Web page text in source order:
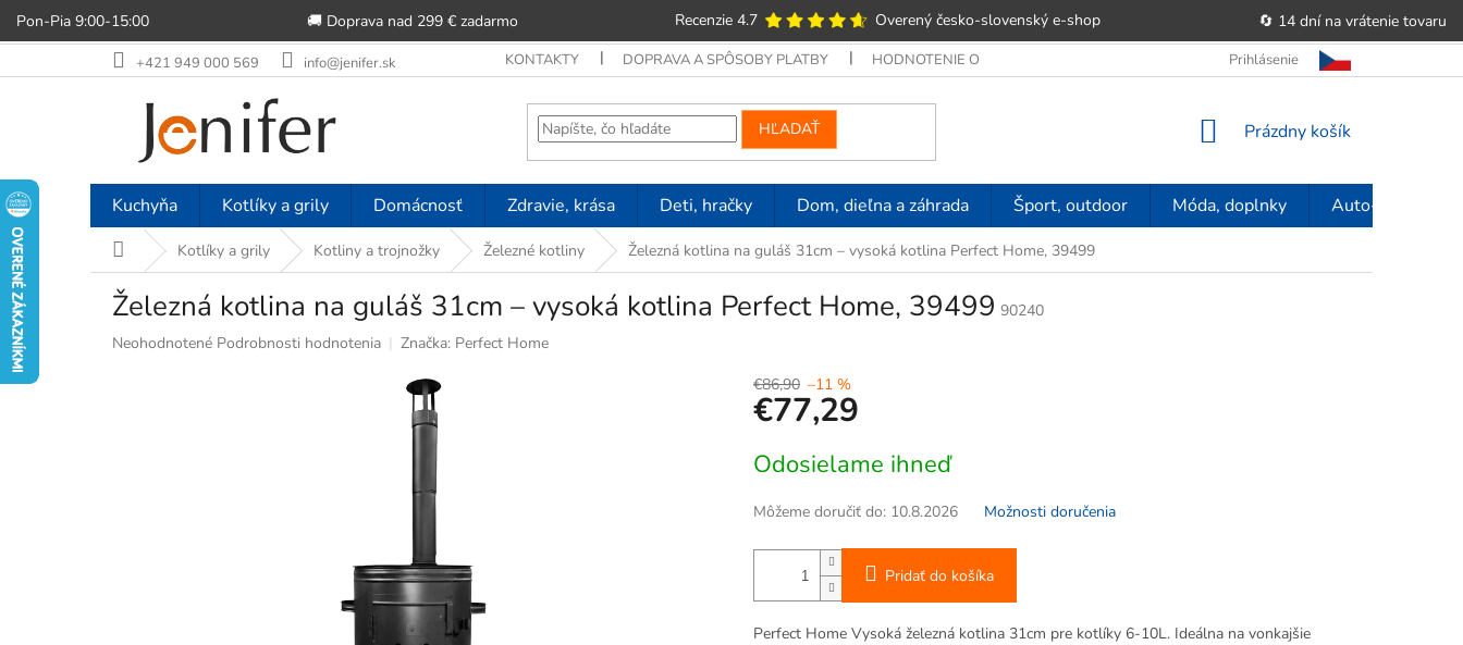
Pon-Pia 9:00-15:00 🚚 Doprava nad 299 € zadarmo Recenzie 4.7 Overený česko-slovenský e‑shop
🔄 14 dní na vrátenie tovaru
na
+421 949 000 569 info@jenifer.sk KONTAKTY DOPRAVA A SPÔSOBY PLATBY HODNOTENIE OBCHODU OBCHODNÉ PODMIENKY POUČENIE O PRÁVE
Prihlásenie
HĽADAŤ
NÁKUPNÝ
Prázdny košík
Kuchyňa Kotlíky a grily Domácnosť Zdravie, krása Deti, hračky Dom, dieľna a záhrada Šport, outdoor Móda, doplnky Auto-moto
DomovKotlíky a grily Kotliny a trojnožky Železné kotliny Železná kotlina na guláš 31cm – vysoká kotlina Perfect Home, 39499
Železná kotlina na guláš 31cm – vysoká kotlina Perfect Home, 39499 90240
Priemerné
Neohodnotené Podrobnosti hodnotenia Značka: Perfect Home
€86,90 –11 %
€77,29
cena:
Odosielame ihneď
Môžeme doručiť do: 10.8.2026 Možnosti doručenia
Pridať do košíka
Perfect Home Vysoká železná kotlina 31cm pre kotlíky 6-10L. Ideálna na vonkajšie